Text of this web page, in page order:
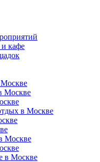
и кафе
Москве
Москве
в Москве
Москве
в Москве